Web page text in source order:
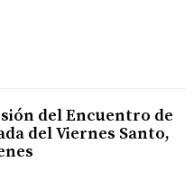
del Encuentro de
del Viernes Santo,